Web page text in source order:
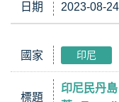
日期 2023-08-24
國家 印尼
標題
印尼民丹